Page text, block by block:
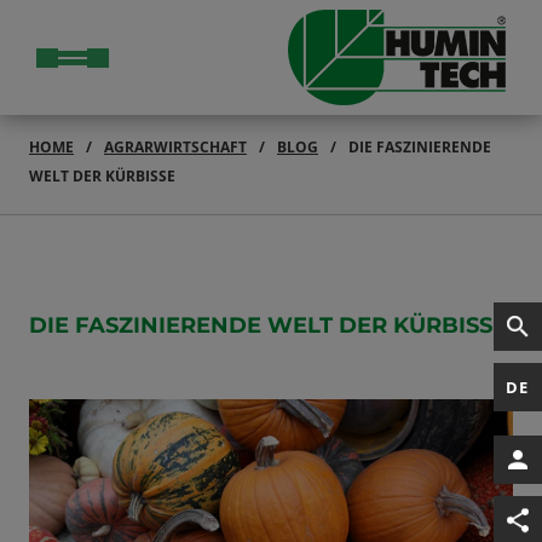
DE
HOME AGRARWIRTSCHAFT BLOG
DIE FASZINIERENDE
WELT DER KÜRBISSE
DIE FASZINIERENDE WELT DER KÜRBISSE